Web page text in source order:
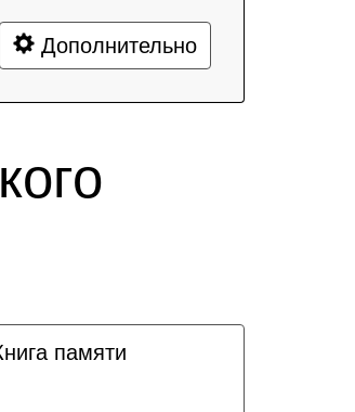
Дополнительно
памяти